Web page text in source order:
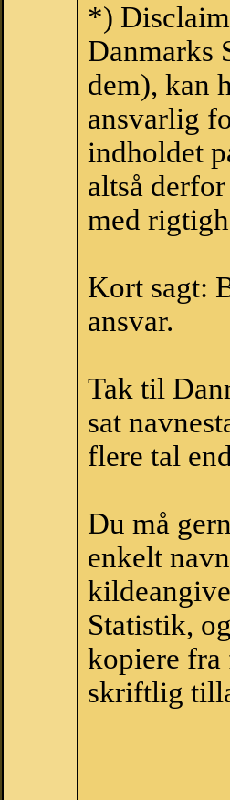
*)
Danmarks
dem), kan
ansvarlig
indholdet
altså
med
Kort sagt:
ansvar.
Tak til
sat
flere tal
Du må
enkelt
Statistik,
kopiere fra
skriftlig